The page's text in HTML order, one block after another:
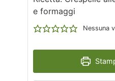
e formaggi
Nessuna